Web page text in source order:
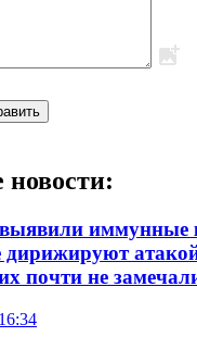
новости:
иммунные
дирижируют
почти не